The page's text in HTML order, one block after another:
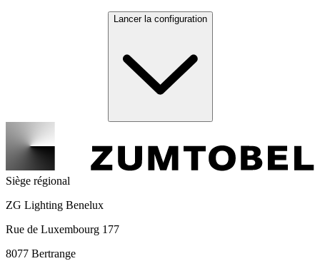
Lancer la configuration
Siège régional
ZG Lighting Benelux
Rue de Luxembourg 177
8077 Bertrange